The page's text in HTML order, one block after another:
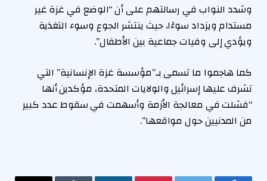
وشدد النواب في رسالتهم على أن “الوضع في غزة غير
مستدام ويزداد سوءًا، حيث ينتشر الجوع وسوء التغذية
ويؤدي إلى وفيات جماعية بين الأطفال”.
كما هاجموا ما تسمى بـ”مؤسسة غزة الإنسانية” التي
تشرف عليها إسرائيل والولايات المتحدة، مؤكدين أنها
“فشلت في معالجة الأزمة وأسهمت في سقوط عدد كبير
من المدنيين حول مواقعها”.